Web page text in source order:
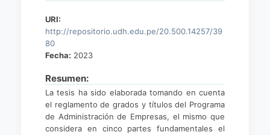
URI:
http://repositorio.udh.edu.pe/20.500.14257/39
80
Fecha: 2023
Resumen:
La tesis ha sido elaborada tomando en cuenta
el reglamento de grados y títulos del Programa
de Administración de Empresas, el mismo que
considera en cinco partes fundamentales el